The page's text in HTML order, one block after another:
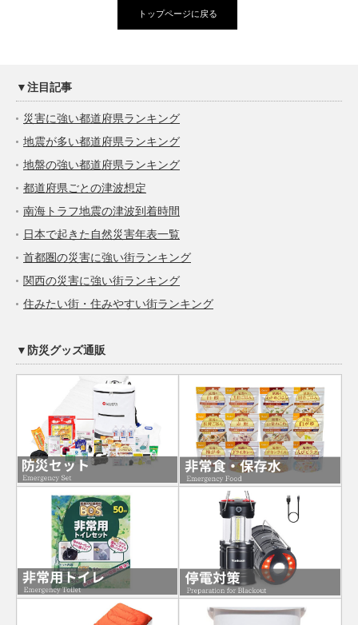
トップページに戻る
▼注目記事
災害に強い都道府県ランキング
地震が多い都道府県ランキング
地盤の強い都道府県ランキング
都道府県ごとの津波想定
南海トラフ地震の津波到着時間
日本で起きた自然災害年表一覧
首都圏の災害に強い街ランキング
関西の災害に強い街ランキング
住みたい街・住みやすい街ランキング
▼防災グッズ通販